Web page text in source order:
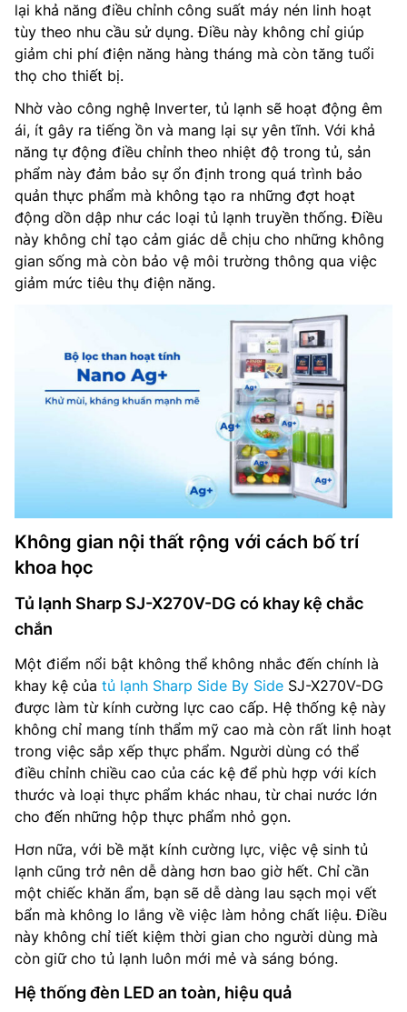
lại khả năng điều chỉnh công suất máy nén linh hoạt
tùy theo nhu cầu sử dụng. Điều này không chỉ giúp
giảm chi phí điện năng hàng tháng mà còn tăng tuổi
thọ cho thiết bị.
Nhờ vào công nghệ Inverter, tủ lạnh sẽ hoạt động êm
ái, ít gây ra tiếng ồn và mang lại sự yên tĩnh. Với khả
năng tự động điều chỉnh theo nhiệt độ trong tủ, sản
phẩm này đảm bảo sự ổn định trong quá trình bảo
quản thực phẩm mà không tạo ra những đợt hoạt
động dồn dập như các loại tủ lạnh truyền thống. Điều
này không chỉ tạo cảm giác dễ chịu cho những không
gian sống mà còn bảo vệ môi trường thông qua việc
giảm mức tiêu thụ điện năng.
Không gian nội thất rộng với cách bố trí
khoa học
Tủ lạnh Sharp SJ-X270V-DG có khay kệ chắc
chắn
Một điểm nổi bật không thể không nhắc đến chính là
khay kệ của tủ lạnh Sharp Side By Side SJ-X270V-DG
được làm từ kính cường lực cao cấp. Hệ thống kệ này
không chỉ mang tính thẩm mỹ cao mà còn rất linh hoạt
trong việc sắp xếp thực phẩm. Người dùng có thể
điều chỉnh chiều cao của các kệ để phù hợp với kích
thước và loại thực phẩm khác nhau, từ chai nước lớn
cho đến những hộp thực phẩm nhỏ gọn.
Hơn nữa, với bề mặt kính cường lực, việc vệ sinh tủ
lạnh cũng trở nên dễ dàng hơn bao giờ hết. Chỉ cần
một chiếc khăn ẩm, bạn sẽ dễ dàng lau sạch mọi vết
bẩn mà không lo lắng về việc làm hỏng chất liệu. Điều
này không chỉ tiết kiệm thời gian cho người dùng mà
còn giữ cho tủ lạnh luôn mới mẻ và sáng bóng.
Hệ thống đèn LED an toàn, hiệu quả